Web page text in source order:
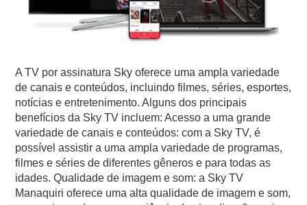
A TV por assinatura Sky oferece uma ampla variedade
de canais e conteúdos, incluindo filmes, séries, esportes,
notícias e entretenimento. Alguns dos principais
benefícios da Sky TV incluem: Acesso a uma grande
variedade de canais e conteúdos: com a Sky TV, é
possível assistir a uma ampla variedade de programas,
filmes e séries de diferentes gêneros e para todas as
idades. Qualidade de imagem e som: a Sky TV
Manaquiri oferece uma alta qualidade de imagem e som,